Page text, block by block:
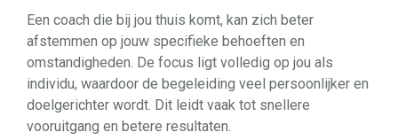
Een coach die bij jou thuis komt, kan zich beter
afstemmen op jouw specifieke behoeften en
omstandigheden. De focus ligt volledig op jou als
individu, waardoor de begeleiding veel persoonlijker en
doelgerichter wordt. Dit leidt vaak tot snellere
vooruitgang en betere resultaten.